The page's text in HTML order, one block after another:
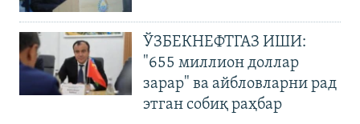
ЎЗБЕКНЕФТГАЗ ИШИ:
"655 миллион доллар
зарар" ва айбловларни рад
этган собиқ раҳбар